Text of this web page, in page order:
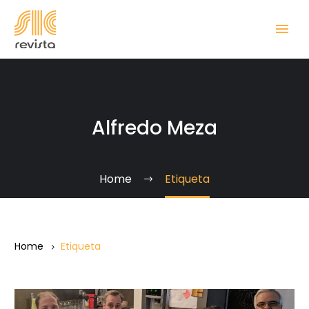
Alfredo Meza
Home Etiqueta
Home Etiqueta
Ambigüedades